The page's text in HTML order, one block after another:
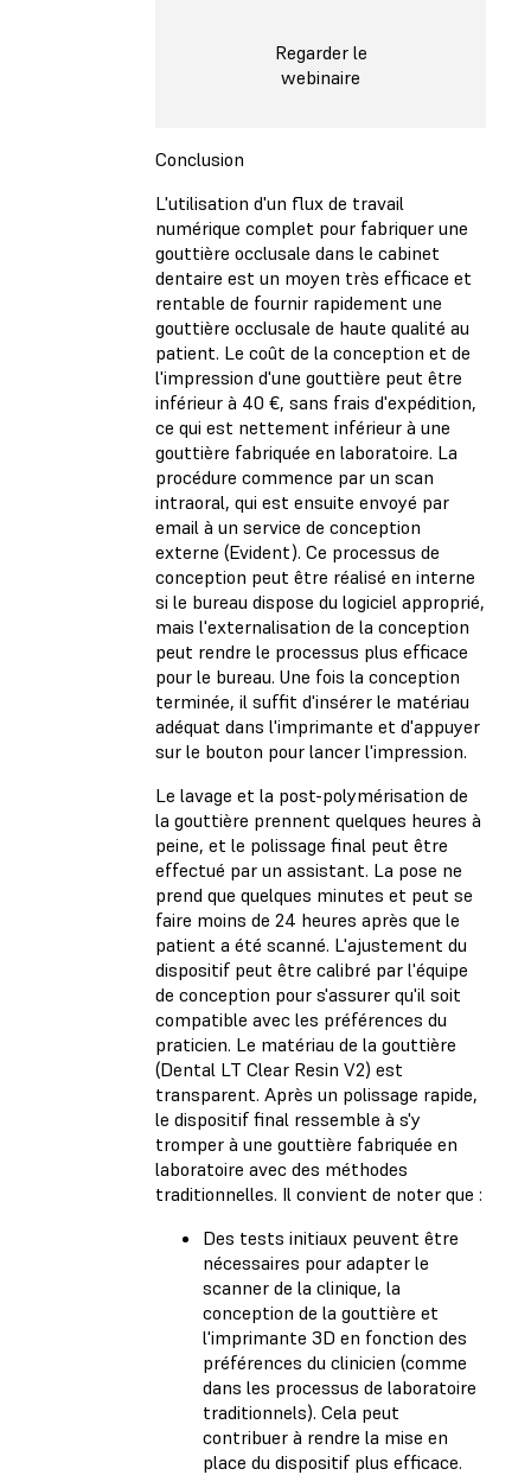
Regarder le
webinaire
Conclusion
L'utilisation d'un flux de travail
numérique complet pour fabriquer une
gouttière occlusale dans le cabinet
dentaire est un moyen très efficace et
rentable de fournir rapidement une
gouttière occlusale de haute qualité au
patient. Le coût de la conception et de
l'impression d'une gouttière peut être
inférieur à 40 €, sans frais d'expédition,
ce qui est nettement inférieur à une
gouttière fabriquée en laboratoire. La
procédure commence par un scan
intraoral, qui est ensuite envoyé par
email à un service de conception
externe (Evident). Ce processus de
conception peut être réalisé en interne
si le bureau dispose du logiciel approprié,
mais l'externalisation de la conception
peut rendre le processus plus efficace
pour le bureau. Une fois la conception
terminée, il suffit d'insérer le matériau
adéquat dans l'imprimante et d'appuyer
sur le bouton pour lancer l'impression.
Le lavage et la post-polymérisation de
la gouttière prennent quelques heures à
peine, et le polissage final peut être
effectué par un assistant. La pose ne
prend que quelques minutes et peut se
faire moins de 24 heures après que le
patient a été scanné. L'ajustement du
dispositif peut être calibré par l'équipe
de conception pour s'assurer qu'il soit
compatible avec les préférences du
praticien. Le matériau de la gouttière
(Dental LT Clear Resin V2) est
transparent. Après un polissage rapide,
le dispositif final ressemble à s'y
tromper à une gouttière fabriquée en
laboratoire avec des méthodes
traditionnelles. Il convient de noter que :
Des tests initiaux peuvent être
nécessaires pour adapter le
scanner de la clinique, la
conception de la gouttière et
l'imprimante 3D en fonction des
préférences du clinicien (comme
dans les processus de laboratoire
traditionnels). Cela peut
contribuer à rendre la mise en
place du dispositif plus efficace.